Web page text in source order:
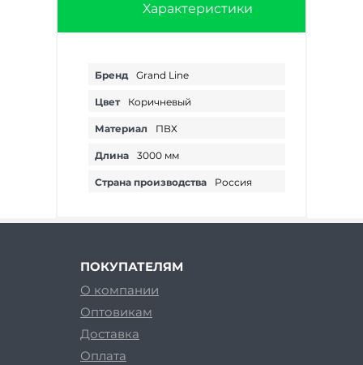
Характеристики
Бренд Grand Line
Цвет Коричневый
Материал ПВХ
Длина 3000 мм
Страна производства Россия
ПОКУПАТЕЛЯМ
О компании
Оптовикам
Доставка
Оплата